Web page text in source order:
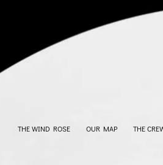
THE WIND ROSE OUR MAP THE